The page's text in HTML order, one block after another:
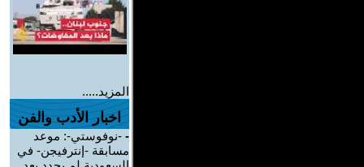
المزيد.....
اخبار الأدب والفن
- -نوفوستي-: موعد
مسابقة -إنترفيجن- في